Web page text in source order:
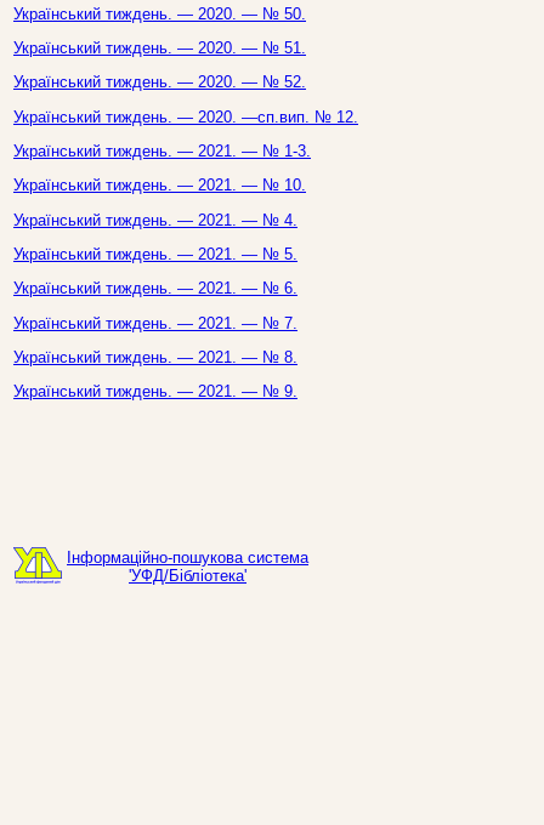
Український тиждень. — 2020. — № 50.
Український тиждень. — 2020. — № 51.
Український тиждень. — 2020. — № 52.
Український тиждень. — 2020. —сп.вип. № 12.
Український тиждень. — 2021. — № 1-3.
Український тиждень. — 2021. — № 10.
Український тиждень. — 2021. — № 4.
Український тиждень. — 2021. — № 5.
Український тиждень. — 2021. — № 6.
Український тиждень. — 2021. — № 7.
Український тиждень. — 2021. — № 8.
Український тиждень. — 2021. — № 9.
Інформаційно-пошукова система
'УФД/Бібліотека'